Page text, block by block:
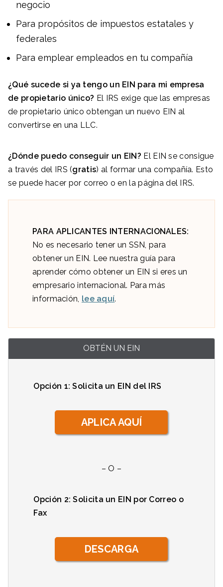
negocio
Para propósitos de impuestos estatales y
federales
Para emplear empleados en tu compañía
¿Qué sucede si ya tengo un EIN para mi empresa
de propietario único? El IRS exige que las empresas
de propietario único obtengan un nuevo EIN al
convertirse en una LLC.
¿Dónde puedo conseguir un EIN? El EIN se consigue
a través del IRS (gratis) al formar una compañía. Esto
se puede hacer por correo o en la página del IRS.
PARA APLICANTES INTERNACIONALES:
No es necesario tener un SSN, para
obtener un EIN. Lee nuestra guía para
aprender cómo obtener un EIN si eres un
empresario internacional. Para más
información, lee aquí.
OBTÉN UN EIN
Opción 1: Solicita un EIN del IRS
APLICA AQUÍ
– O –
Opción 2: Solicita un EIN por Correo o
Fax
DESCARGA